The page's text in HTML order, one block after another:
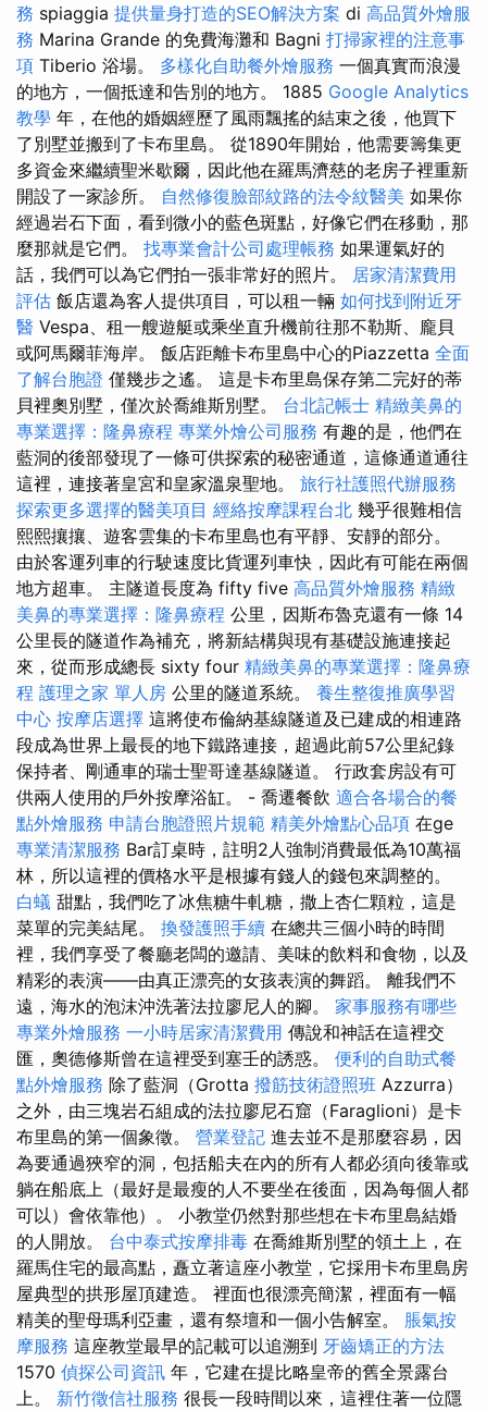
務 spiaggia 提供量身打造的SEO解決方案 di 高品質外燴服
務 Marina Grande 的免費海灘和 Bagni 打掃家裡的注意事
項 Tiberio 浴場。 多樣化自助餐外燴服務 一個真實而浪漫
的地方，一個抵達和告別的地方。 1885 Google Analytics
教學 年，在他的婚姻經歷了風雨飄搖的結束之後，他買下
了別墅並搬到了卡布里島。 從1890年開始，他需要籌集更
多資金來繼續聖米歇爾，因此他在羅馬濟慈的老房子裡重新
開設了一家診所。 自然修復臉部紋路的法令紋醫美 如果你
經過岩石下面，看到微小的藍色斑點，好像它們在移動，那
麼那就是它們。 找專業會計公司處理帳務 如果運氣好的
話，我們可以為它們拍一張非常好的照片。 居家清潔費用
評估 飯店還為客人提供項目，可以租一輛 如何找到附近牙
醫 Vespa、租一艘遊艇或乘坐直升機前往那不勒斯、龐貝
或阿馬爾菲海岸。 飯店距離卡布里島中心的Piazzetta 全面
了解台胞證 僅幾步之遙。 這是卡布里島保存第二完好的蒂
貝裡奧別墅，僅次於喬維斯別墅。 台北記帳士 精緻美鼻的
專業選擇：隆鼻療程 專業外燴公司服務 有趣的是，他們在
藍洞的後部發現了一條可供探索的秘密通道，這條通道通往
這裡，連接著皇宮和皇家溫泉聖地。 旅行社護照代辦服務
探索更多選擇的醫美項目 經絡按摩課程台北 幾乎很難相信
熙熙攘攘、遊客雲集的卡布里島也有平靜、安靜的部分。
由於客運列車的行駛速度比貨運列車快，因此有可能在兩個
地方超車。 主隧道長度為 fifty five 高品質外燴服務 精緻
美鼻的專業選擇：隆鼻療程 公里，因斯布魯克還有一條 14
公里長的隧道作為補充，將新結構與現有基礎設施連接起
來，從而形成總長 sixty four 精緻美鼻的專業選擇：隆鼻療
程 護理之家 單人房 公里的隧道系統。 養生整復推廣學習
中心 按摩店選擇 這將使布倫納基線隧道及已建成的相連路
段成為世界上最長的地下鐵路連接，超過此前57公里紀錄
保持者、剛通車的瑞士聖哥達基線隧道。 行政套房設有可
供兩人使用的戶外按摩浴缸。 - 喬遷餐飲 適合各場合的餐
點外燴服務 申請台胞證照片規範 精美外燴點心品項 在ge
專業清潔服務 Bar訂桌時，註明2人強制消費最低為10萬福
林，所以這裡的價格水平是根據有錢人的錢包來調整的。
白蟻 甜點，我們吃了冰焦糖牛軋糖，撒上杏仁顆粒，這是
菜單的完美結尾。 換發護照手續 在總共三個小時的時間
裡，我們享受了餐廳老闆的邀請、美味的飲料和食物，以及
精彩的表演——由真正漂亮的女孩表演的舞蹈。 離我們不
遠，海水的泡沫沖洗著法拉廖尼人的腳。 家事服務有哪些
專業外燴服務 一小時居家清潔費用 傳說和神話在這裡交
匯，奧德修斯曾在這裡受到塞壬的誘惑。 便利的自助式餐
點外燴服務 除了藍洞（Grotta 撥筋技術證照班 Azzurra）
之外，由三塊岩石組成的法拉廖尼石窟（Faraglioni）是卡
布里島的第一個象徵。 營業登記 進去並不是那麼容易，因
為要通過狹窄的洞，包括船夫在內的所有人都必須向後靠或
躺在船底上（最好是最瘦的人不要坐在後面，因為每個人都
可以）會依靠他）。 小教堂仍然對那些想在卡布里島結婚
的人開放。 台中泰式按摩排毒 在喬維斯別墅的領土上，在
羅馬住宅的最高點，矗立著這座小教堂，它採用卡布里島房
屋典型的拱形屋頂建造。 裡面也很漂亮簡潔，裡面有一幅
精美的聖母瑪利亞畫，還有祭壇和一個小告解室。 脹氣按
摩服務 這座教堂最早的記載可以追溯到 牙齒矯正的方法
1570 偵探公司資訊 年，它建在提比略皇帝的舊全景露台
上。 新竹徵信社服務 很長一段時間以來，這裡住著一位隱